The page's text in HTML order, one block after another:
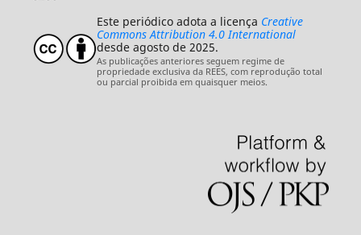
Este periódico adota a licença Creative
Commons Attribution 4.0 International
desde agosto de 2025.
As publicações anteriores seguem regime de
propriedade exclusiva da REES, com reprodução total
ou parcial proibida em quaisquer meios.